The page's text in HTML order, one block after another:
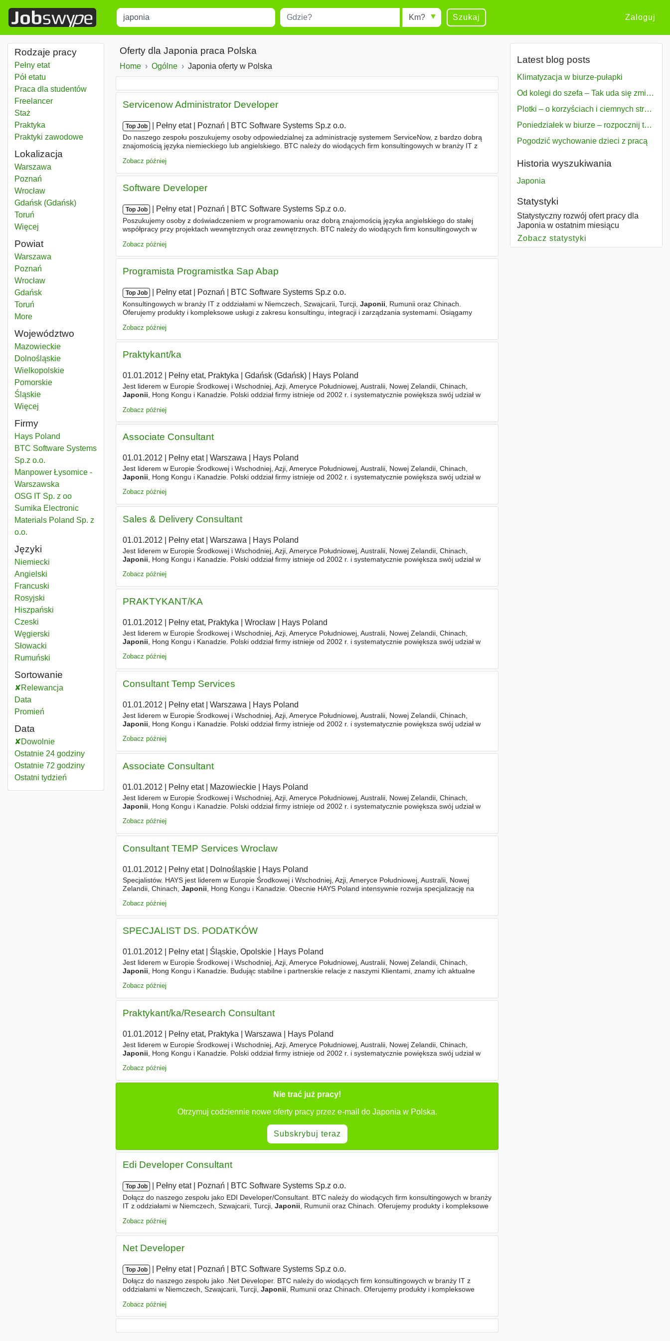
Title Miejscowość Radius Szukaj Zaloguj
Rodzaje pracy
Pełny etat
Pół etatu
Praca dla studentów
Freelancer
Staż
Praktyka
Praktyki zawodowe
Lokalizacja
Japonia
Warszawa
Japonia
Poznań
Japonia
Wrocław
Japonia
Gdańsk (Gdańsk)
Japonia
Toruń
Więcej
Powiat
Japonia
Warszawa
Japonia
Poznań
Japonia
WrocławPowiat
Japonia
GdańskPowiat
Japonia
Toruń
Moredistricts
Województwo
Japonia
MazowieckieWojewództwo
Japonia
DolnośląskieWojewództwo
Japonia
WielkopolskieWojewództwo
Japonia
PomorskieWojewództwo
Japonia
ŚląskieWojewództwo
Więcej
Firmy
Hays Poland
BTC Software Systems
Sp.z o.o.
Manpower Łysomice -
Warszawska
OSG IT Sp. z oo
Sumika Electronic
Materials Poland Sp. z
o.o.
Języki
Niemiecki
Angielski
Francuski
Rosyjski
Hiszpański
Czeski
Węgierski
Słowacki
Rumuński
Sortowanie
Relewancja
Data
Promień
Data
Dowolnie
Ostatnie 24 godziny
Ostatnie 72 godziny
Ostatni tydzień
Oferty dla Japonia praca Polska
Home Ogólne Japonia oferty w Polska
Servicenow Administrator Developer
Top Job Pełny etat| Poznań BTC Software Systems Sp.z o.o.
Do naszego zespołu poszukujemy osoby odpowiedzialnej za administrację systemem ServiceNow, z bardzo dobrą
znajomością języka niemieckiego lub angielskiego. BTC należy do wiodących firm konsultingowych w branży IT z
Zobacz później
Software Developer
Top Job Pełny etat| Poznań BTC Software Systems Sp.z o.o.
Poszukujemy osoby z doświadczeniem w programowaniu oraz dobrą znajomością języka angielskiego do stałej
współpracy przy projektach wewnętrznych oraz zewnętrznych. BTC należy do wiodących firm konsultingowych w
Zobacz później
Programista Programistka Sap Abap
Top Job Pełny etat| Poznań BTC Software Systems Sp.z o.o.
Konsultingowych w branży IT z oddziałami w Niemczech, Szwajcarii, Turcji, Japonii , Rumunii oraz Chinach.
Oferujemy produkty i kompleksowe usługi z zakresu konsultingu, integracji i zarządzania systemami. Osiągamy
Zobacz później
Praktykant/ka
01.01.2012 Pełny etat, Praktyka Gdańsk (Gdańsk)| Hays Poland
Jest liderem w Europie Środkowej i Wschodniej, Azji, Ameryce Południowej, Australii, Nowej Zelandii, Chinach,
Japonii , Hong Kongu i Kanadzie. Polski oddział firmy istnieje od 2002 r. i systematycznie powiększa swój udział w
Zobacz później
Associate Consultant
01.01.2012 Pełny etat| Warszawa Hays Poland
Jest liderem w Europie Środkowej i Wschodniej, Azji, Ameryce Południowej, Australii, Nowej Zelandii, Chinach,
Japonii , Hong Kongu i Kanadzie. Polski oddział firmy istnieje od 2002 r. i systematycznie powiększa swój udział w
Zobacz później
Sales & Delivery Consultant
01.01.2012 Pełny etat| Warszawa Hays Poland
Jest liderem w Europie Środkowej i Wschodniej, Azji, Ameryce Południowej, Australii, Nowej Zelandii, Chinach,
Japonii , Hong Kongu i Kanadzie. Polski oddział firmy istnieje od 2002 r. i systematycznie powiększa swój udział w
Zobacz później
PRAKTYKANT/KA
01.01.2012 Pełny etat, Praktyka Wrocław| Hays Poland
Jest liderem w Europie Środkowej i Wschodniej, Azji, Ameryce Południowej, Australii, Nowej Zelandii, Chinach,
Japonii , Hong Kongu i Kanadzie. Polski oddział firmy istnieje od 2002 r. i systematycznie powiększa swój udział w
Zobacz później
Consultant Temp Services
01.01.2012 Pełny etat| Warszawa Hays Poland
Jest liderem w Europie Środkowej i Wschodniej, Azji, Ameryce Południowej, Australii, Nowej Zelandii, Chinach,
Japonii , Hong Kongu i Kanadzie. Polski oddział firmy istnieje od 2002 r. i systematycznie powiększa swój udział w
Zobacz później
Associate Consultant
01.01.2012 Pełny etat| Mazowieckie| Hays Poland
Jest liderem w Europie Środkowej i Wschodniej, Azji, Ameryce Południowej, Australii, Nowej Zelandii, Chinach,
Japonii , Hong Kongu i Kanadzie. Polski oddział firmy istnieje od 2002 r. i systematycznie powiększa swój udział w
Zobacz później
Consultant TEMP Services Wroclaw
01.01.2012 Pełny etat| Dolnośląskie| Hays Poland
Specjalistów. HAYS jest liderem w Europie Środkowej i Wschodniej, Azji, Ameryce Południowej, Australii, Nowej
Zelandii, Chinach, Japonii , Hong Kongu i Kanadzie. Obecnie HAYS Poland intensywnie rozwija specjalizację na
Zobacz później
SPECJALIST DS. PODATKÓW
01.01.2012 Pełny etat| Śląskie, Opolskie| Hays Poland
Jest liderem w Europie Środkowej i Wschodniej, Azji, Ameryce Południowej, Australii, Nowej Zelandii, Chinach,
Japonii , Hong Kongu i Kanadzie. Budując stabilne i partnerskie relacje z naszymi Klientami, znamy ich aktualne
Zobacz później
Praktykant/ka/Research Consultant
01.01.2012 Pełny etat, Praktyka Warszawa Hays Poland
Jest liderem w Europie Środkowej i Wschodniej, Azji, Ameryce Południowej, Australii, Nowej Zelandii, Chinach,
Japonii , Hong Kongu i Kanadzie. Polski oddział firmy istnieje od 2002 r. i systematycznie powiększa swój udział w
Zobacz później
Nie trać już pracy!
Otrzymuj codziennie nowe oferty pracy przez e-mail do Japonia w Polska.
Subskrybuj teraz
Edi Developer Consultant
Top Job Pełny etat| Poznań BTC Software Systems Sp.z o.o.
Dołącz do naszego zespołu jako EDI Developer/Consultant. BTC należy do wiodących firm konsultingowych w branży
IT z oddziałami w Niemczech, Szwajcarii, Turcji, Japonii , Rumunii oraz Chinach. Oferujemy produkty i kompleksowe
Zobacz później
Net Developer
Top Job Pełny etat| Poznań BTC Software Systems Sp.z o.o.
Dołącz do naszego zespołu jako .Net Developer. BTC należy do wiodących firm konsultingowych w branży IT z
oddziałami w Niemczech, Szwajcarii, Turcji, Japonii , Rumunii oraz Chinach. Oferujemy produkty i kompleksowe
Zobacz później
Latest blog posts
Klimatyzacja w biurze-pułapki
Od kolegi do szefa – Tak uda się zmiana bezproblemowo
Plotki – o korzyściach i ciemnych stronach
Poniedziałek w biurze – rozpocznij tydzień w pełni zmotywowany
Pogodzić wychowanie dzieci z pracą
Historia wyszukiwania
Japonia
Statystyki
Statystyczny rozwój ofert pracy dla
Japonia w ostatnim miesiącu
Zobacz statystyki